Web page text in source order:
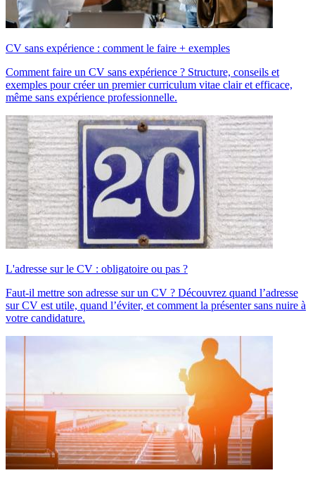
CV sans expérience : comment le faire + exemples
Comment faire un CV sans expérience ? Structure, conseils et
exemples pour créer un premier curriculum vitae clair et efficace,
même sans expérience professionnelle.
L'adresse sur le CV : obligatoire ou pas ?
Faut-il mettre son adresse sur un CV ? Découvrez quand l’adresse
sur CV est utile, quand l’éviter, et comment la présenter sans nuire à
votre candidature.